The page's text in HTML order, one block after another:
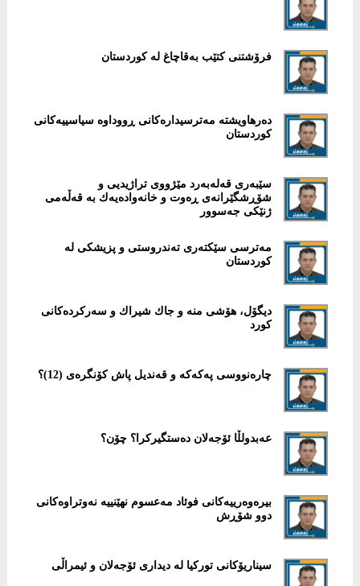
فرۆشتنی كتێب بەقاچاغ لە كوردستان
دەرهاویشتە مەترسیدارەكانی ڕووداوە سیاسییەكانی
كوردستان
سێبەری قەلەبەرد مێژووی تراژیدیی و
شۆڕشگێرانەی ڕەوت و خانەوادەیەك بە قەڵەمی
ژنێكی جەسوور
مەترسی سێكتەری تەندروستی و پزیشكی لە
كوردستان
دیگۆل، هۆشی منە و جاك شیراك و سەركردەكانی
كورد
چارەنووسی پەكەكە و قەندیل پاش كۆنگرەی (12)؟
عەبدولڵا ئۆجەلان دەستگیركرا؟ چۆن؟
بیرەوەرییەكانی فوئاد مەعسوم نهێنییە نەوتراوەكانی
دوو شۆڕش
سیناریۆكانی توركیا لە دیداری ئۆجەلان و ئیمراڵی